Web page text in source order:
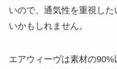
いので、通気性を重視し
いかもしれません。
エアウィーヴは素材の